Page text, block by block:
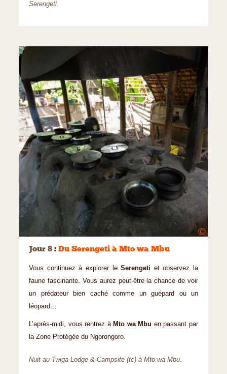
Serengeti.
©
Jour 8 : Du Serengeti à Mto wa Mbu
Vous continuez à explorer leSerengeti et observez la
faune fascinante. Vous aurez peut-être la chance de voir
un prédateur bien caché comme un guépard ou un
léopard…
L’après-midi, vous rentrez à Mto wa Mbu en passant par
la Zone Protégée du Ngorongoro.
Nuit au Twiga Lodge & Campsite (tc) à Mto wa Mbu.